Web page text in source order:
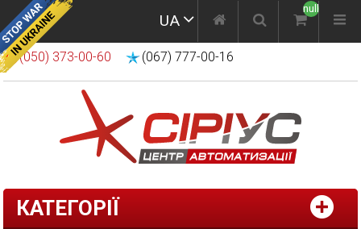
UA
null
(050) 373-00-60 (067) 777-00-16
КАТЕГОРІЇ